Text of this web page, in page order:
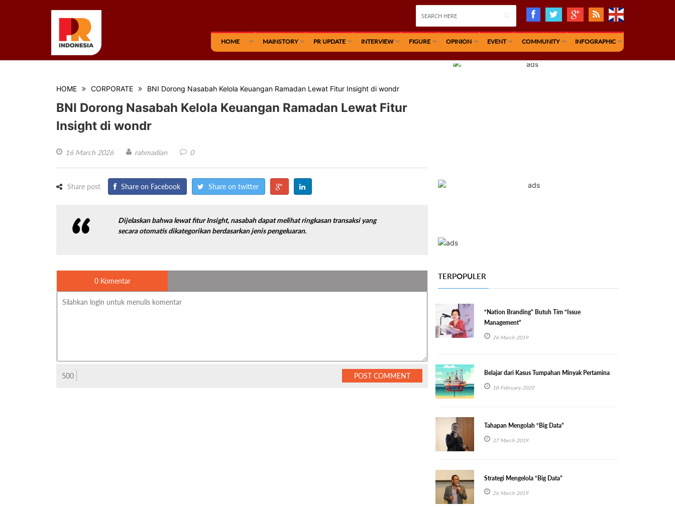
HOME MAINSTORY PR UPDATE INTERVIEW FIGURE OPINION EVENT COMMUNITY INFOGRAPHIC
HOME CORPORATE BNI Dorong Nasabah Kelola Keuangan Ramadan Lewat Fitur Insight di wondr
BNI Dorong Nasabah Kelola Keuangan Ramadan Lewat Fitur
Insight di wondr
16 March 2026 rahmadian 0
Share post Share on Facebook Share on twitter
Dijelaskan bahwa lewat fitur Insight, nasabah dapat melihat ringkasan transaksi yang
secara otomatis dikategorikan berdasarkan jenis pengeluaran.
0 Komentar
500 POST COMMENT
TERPOPULER
“Nation Branding” Butuh Tim “Issue
Management”
26 March 2019
Belajar dari Kasus Tumpahan Minyak Pertamina
18 February 2020
Tahapan Mengolah “Big Data”
27 March 2019
Strategi Mengelola “Big Data”
26 March 2019